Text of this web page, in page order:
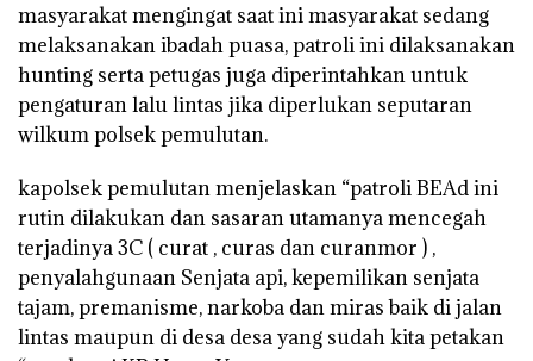
masyarakat mengingat saat ini masyarakat sedang
melaksanakan ibadah puasa, patroli ini dilaksanakan
hunting serta petugas juga diperintahkan untuk
pengaturan lalu lintas jika diperlukan seputaran
wilkum polsek pemulutan.
kapolsek pemulutan menjelaskan “patroli BEAd ini
rutin dilakukan dan sasaran utamanya mencegah
terjadinya 3C ( curat , curas dan curanmor ) ,
penyalahgunaan Senjata api, kepemilikan senjata
tajam, premanisme, narkoba dan miras baik di jalan
lintas maupun di desa desa yang sudah kita petakan